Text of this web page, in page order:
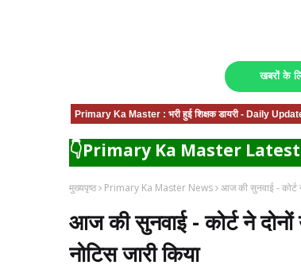
खबरों के
Primary Ka Master : भरी हुई शिक्षक डायरी - Daily
👇Primary Ka Master
मुख्यपृष्ठ Primary Ka Master News आज की सुनवाई - कोर्ट
आज की सुनवाई - कोर्ट ने
नोटिस जारी किया